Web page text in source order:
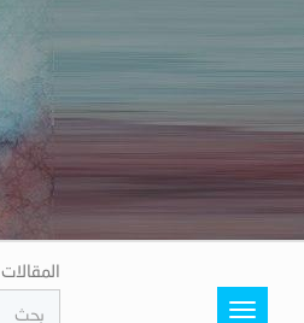
Toggle
المقالات